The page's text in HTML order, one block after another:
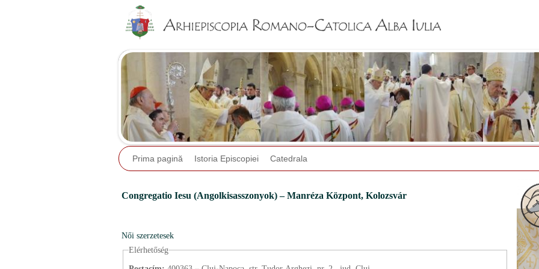
Prima pagină Istoria Episcopiei Catedrala
Congregatio Iesu (Angolkisasszonyok) – Manréza Központ, Kolozsvár
Női szerzetesek
Elérhetőség